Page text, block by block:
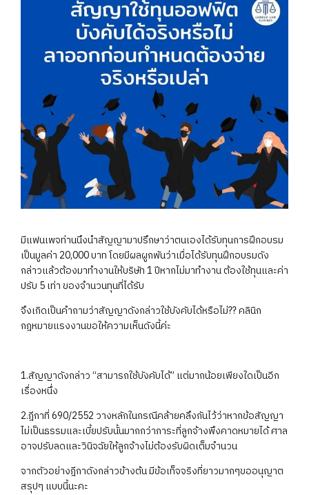
มีแฟนเพจท่านนึงนำสัญญามาปรึกษาว่าตนเองได้รับทุนการฝึกอบรม
เป็นมูลค่า 20,000 บาท โดยมีผลผูกพันว่าเมื่อได้รับทุนฝึกอบรมดัง
กล่าวแล้วต้องมาทำงานให้บริษัท 1 ปีหากไม่มาทำงาน ต้องใช้ทุนและค่า
ปรับ 5 เท่า ของจำนวนทุนที่ได้รับ
จึงเกิดเป็นคำถามว่าสัญญาดังกล่าวใช้บังคับได้หรือไม่?? คลินิก
กฎหมายแรงงานขอให้ความเห็นดังนี้ค่ะ
1.สัญญาดังกล่าว “สามารถใช้บังคับได้” แต่มากน้อยเพียงใดเป็นอีก
เรื่องหนึ่ง
2.ฎีกาที่ 690/2552 วางหลักในกรณีคล้ายคลึงกันไว้ว่าหากข้อสัญญา
ไม่เป็นธรรมและเบี้ยปรับนั้นมากกว่าภาระที่ลูกจ้างพึงคาดหมายได้ ศาล
อาจปรับลดและวินิจฉัยให้ลูกจ้างไม่ต้องรับผิดเต็มจำนวน
จากตัวอย่างฎีกาดังกล่าวข้างต้น มีข้อเท็จจริงที่ยาวมากๆขออนุญาต
สรุปๆ แบบนี้นะคะ